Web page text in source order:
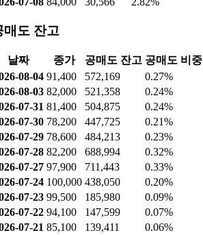
매도 잔고
날짜 종가 공매도 잔고 공매도 비중
08-04 91,400 572,169
0.27%
08-03 82,000 521,358
0.24%
07-31 81,400 504,875
0.24%
07-30 78,200 447,725
0.21%
07-29 78,600 484,213
0.23%
07-28 82,200 688,994
0.32%
07-27 97,900 711,443
0.33%
07-24 100,000 438,050
0.20%
07-23 99,500 185,980
0.09%
07-22 94,100 147,599
0.07%
07-21 85,100 139,411
0.06%